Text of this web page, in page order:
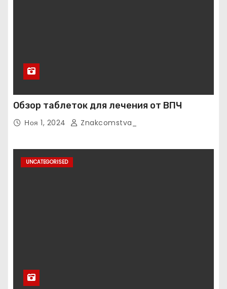
Обзор таблеток для лечения от ВПЧ
Ноя 1, 2024 Znakcomstva_
UNCATEGORISED